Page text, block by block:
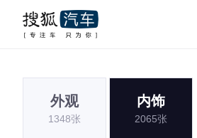
外观
1348张
内饰
2065张